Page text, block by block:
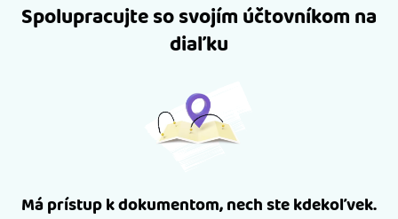
Spolupracujte so svojím účtovníkom na
diaľku
Má prístup k dokumentom, nech ste kdekoľvek.